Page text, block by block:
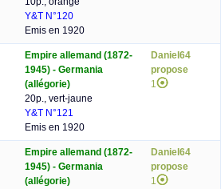
Y&T N°120
Emis en 1920
Empire allemand (1872-
1945) - Germania
(allégorie)
20p., vert-jaune
Y&T N°121
Emis en 1920
Daniel64
propose
1
Empire allemand (1872-
1945) - Germania
(allégorie)
Daniel64
propose
1